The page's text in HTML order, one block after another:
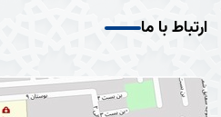
ارتباط با ما